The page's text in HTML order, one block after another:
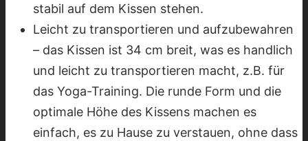
stabil auf dem Kissen stehen.
Leicht zu transportieren und aufzubewahren
– das Kissen ist 34 cm breit, was es handlich
und leicht zu transportieren macht, z.B. für
das Yoga-Training. Die runde Form und die
optimale Höhe des Kissens machen es
einfach, es zu Hause zu verstauen, ohne dass